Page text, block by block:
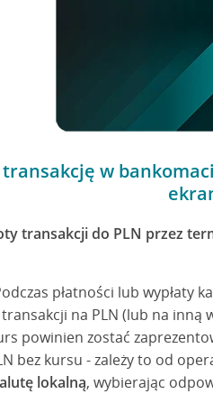
w
transakcji do PLN przez
płatności lub
na PLN (lub na inną
powinien zostać
bez kursu - zależy to od
lokalną, wybierając